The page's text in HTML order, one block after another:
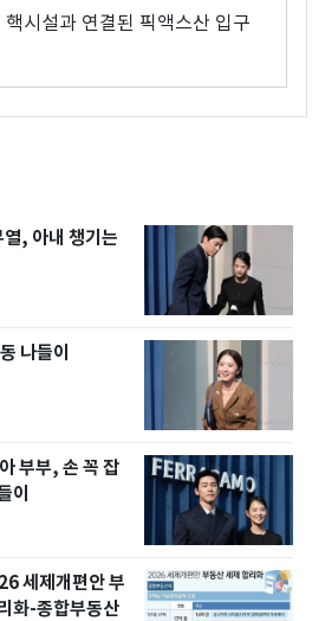
시설과 연결된 픽액스산 입구
, 아내 챙기는
나들이
부부, 손 꼭 잡
이
세제개편안 부
화-종합부동산